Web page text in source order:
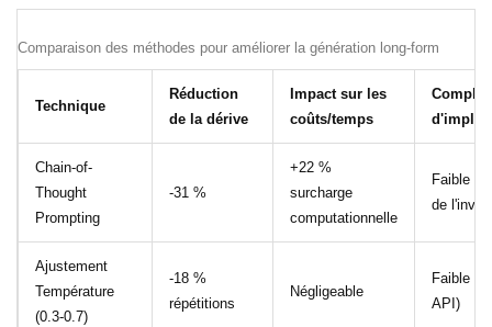
Comparaison des méthodes pour améliorer la génération long-form
Technique
Réduction
de la dérive
Impact sur les
coûts/temps
Chain-of-
Thought
Prompting
-31 %
+22 %
surcharge
computationnelle
Faible
de
Ajustement
Température
(0.3-0.7)
-18 %
répétitions
Négligeable
Faible
API)